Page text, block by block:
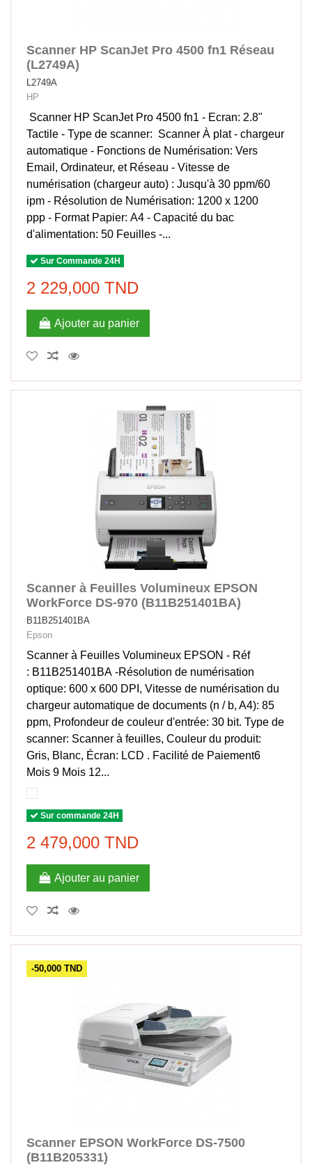
Scanner HP ScanJet Pro 4500 fn1 Réseau
(L2749A)
L2749A
HP
Scanner HP ScanJet Pro 4500 fn1 - Ecran: 2.8"
Tactile - Type de scanner: Scanner À plat - chargeur
automatique - Fonctions de Numérisation: Vers
Email, Ordinateur, et Réseau - Vitesse de
numérisation (chargeur auto) : Jusqu'à 30 ppm/60
ipm - Résolution de Numérisation: 1200 x 1200
ppp - Format Papier: A4 - Capacité du bac
d'alimentation: 50 Feuilles -...
Sur Commande 24H
2 229,000 TND
Ajouter au panier
Scanner à Feuilles Volumineux EPSON
WorkForce DS-970 (B11B251401BA)
B11B251401BA
Epson
Scanner à Feuilles Volumineux EPSON - Réf
: B11B251401BA -Résolution de numérisation
optique: 600 x 600 DPI, Vitesse de numérisation du
chargeur automatique de documents (n / b, A4): 85
ppm, Profondeur de couleur d'entrée: 30 bit. Type de
scanner: Scanner à feuilles, Couleur du produit:
Gris, Blanc, Écran: LCD . Facilité de Paiement6
Mois 9 Mois 12...
Sur commande 24H
2 479,000 TND
Ajouter au panier
-50,000 TND
Scanner EPSON WorkForce DS-7500
(B11B205331)